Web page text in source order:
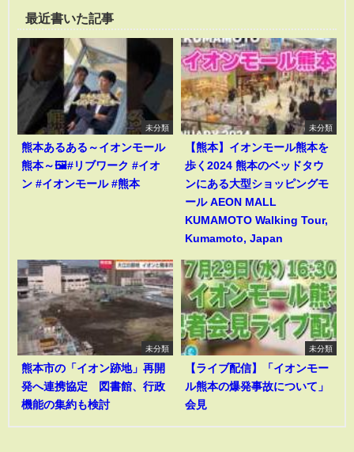
最近書いた記事
未分類
熊本あるある～イオンモール
熊本～🖼️#リブワーク #イオ
ン #イオンモール #熊本
未分類
【熊本】イオンモール熊本を
歩く2024 熊本のベッドタウ
ンにある大型ショッピングモ
ール AEON MALL
KUMAMOTO Walking Tour,
Kumamoto, Japan
未分類
熊本市の「イオン跡地」再開
発へ連携協定 図書館、行政
機能の集約も検討
未分類
【ライブ配信】「イオンモー
ル熊本の爆発事故について」
会見